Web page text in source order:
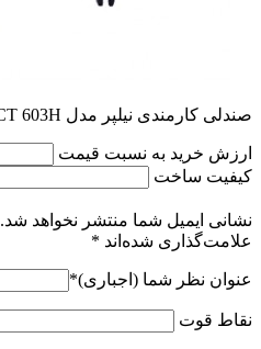
صندلی کارمندی نیلپر مدل OCT 603H
ارزش خرید به نسبت قیمت
کیفیت ساخت
نشانی ایمیل شما منتشر نخواهد شد.
علامت‌گذاری شده‌اند *
عنوان نظر شما (اجباری)*
نقاط قوت